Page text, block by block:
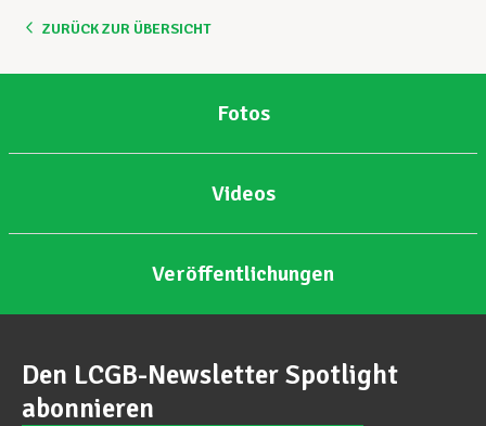
ZURÜCK ZUR ÜBERSICHT
Fotos
Videos
Veröffentlichungen
Den LCGB-Newsletter Spotlight
abonnieren